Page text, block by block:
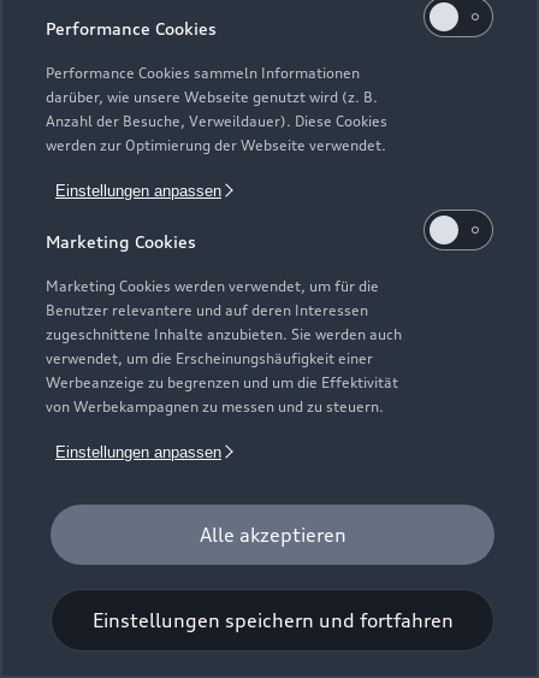
Performance Cookies
Performance Cookies sammeln Informationen
darüber, wie unsere Webseite genutzt wird (z. B.
Anzahl der Besuche, Verweildauer). Diese Cookies
werden zur Optimierung der Webseite verwendet.
Einstellungen anpassen
Marketing Cookies
Marketing Cookies werden verwendet, um für die
Benutzer relevantere und auf deren Interessen
zugeschnittene Inhalte anzubieten. Sie werden auch
verwendet, um die Erscheinungshäufigkeit einer
Werbeanzeige zu begrenzen und um die Effektivität
von Werbekampagnen zu messen und zu steuern.
Einstellungen anpassen
Alle akzeptieren
Einstellungen speichern und fortfahren
Universal-Reinigungstuch
Für einen glänzenden Eindruck.
Zur Audi Shopping World